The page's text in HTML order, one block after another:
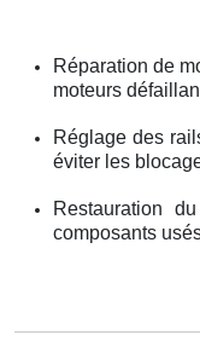
Réparation de
moteurs
Réglage des
éviter les
Restauration
composants